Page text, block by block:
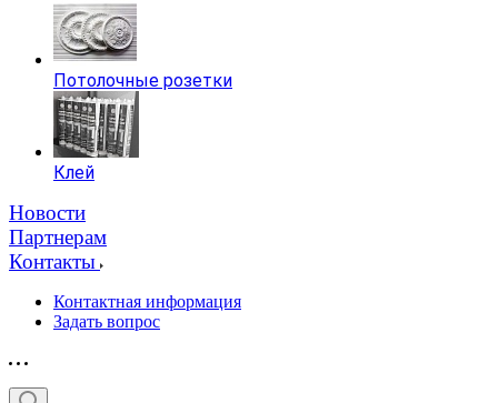
Потолочные розетки
Клей
Новости
Партнерам
Контакты
Контактная информация
Задать вопрос